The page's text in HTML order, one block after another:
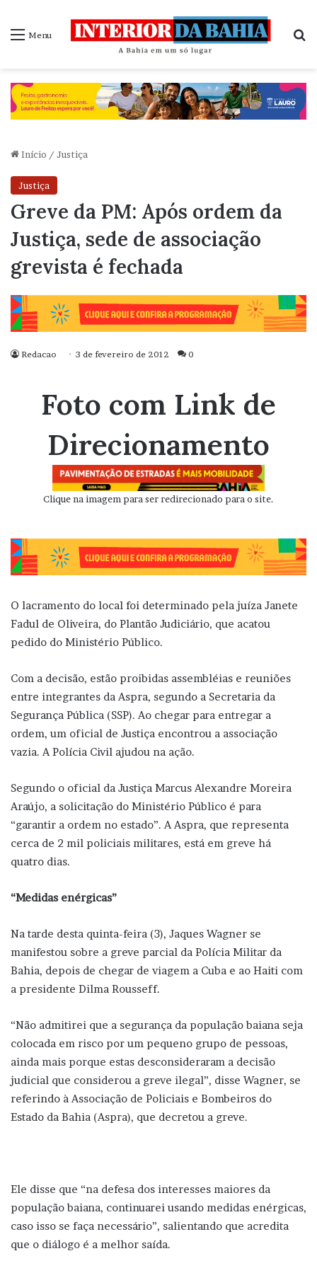
Menu
Início / Justiça
Justiça
Greve da PM: Após ordem da
Justiça, sede de associação
grevista é fechada
Redacao 3 de fevereiro de 2012 0
Foto com Link de
Direcionamento
Clique na imagem para ser redirecionado para o site.
O lacramento do local foi determinado pela juíza Janete
Fadul de Oliveira, do Plantão Judiciário, que acatou
pedido do Ministério Público.
Com a decisão, estão proibidas assembléias e reuniões
entre integrantes da Aspra, segundo a Secretaria da
Segurança Pública (SSP). Ao chegar para entregar a
ordem, um oficial de Justiça encontrou a associação
vazia. A Polícia Civil ajudou na ação.
Segundo o oficial da Justiça Marcus Alexandre Moreira
Araújo, a solicitação do Ministério Público é para
“garantir a ordem no estado”. A Aspra, que representa
cerca de 2 mil policiais militares, está em greve há
quatro dias.
“Medidas enérgicas”
Na tarde desta quinta-feira (3), Jaques Wagner se
manifestou sobre a greve parcial da Polícia Militar da
Bahia, depois de chegar de viagem a Cuba e ao Haiti com
a presidente Dilma Rousseff.
“Não admitirei que a segurança da população baiana seja
colocada em risco por um pequeno grupo de pessoas,
ainda mais porque estas desconsideraram a decisão
judicial que considerou a greve ilegal”, disse Wagner, se
referindo à Associação de Policiais e Bombeiros do
Estado da Bahia (Aspra), que decretou a greve.
Ele disse que “na defesa dos interesses maiores da
população baiana, continuarei usando medidas enérgicas,
caso isso se faça necessário”, salientando que acredita
que o diálogo é a melhor saída.